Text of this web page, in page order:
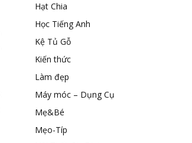
Hạt Chia
Học Tiếng Anh
Kệ Tủ Gỗ
Kiến thức
Làm đẹp
Máy móc – Dụng Cụ
Mẹ&Bé
Mẹo-Típ